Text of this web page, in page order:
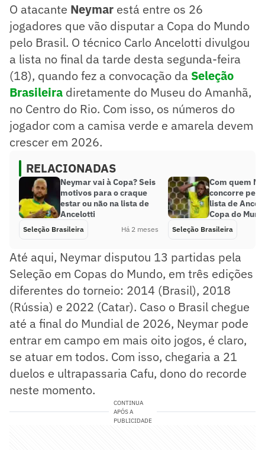
O atacante Neymar está entre os 26
jogadores que vão disputar a Copa do Mundo
pelo Brasil. O técnico Carlo Ancelotti divulgou
a lista no final da tarde desta segunda-feira
(18), quando fez a convocação da Seleção
Brasileira diretamente do Museu do Amanhã,
no Centro do Rio. Com isso, os números do
jogador com a camisa verde e amarela devem
crescer em 2026.
RELACIONADAS
Neymar vai à Copa? Seis
motivos para o craque
estar ou não na lista de
Ancelotti
Seleção Brasileira Há 2 meses
Com quem
concorre pela
lista de
Copa do
Seleção Brasileira
Até aqui, Neymar disputou 13 partidas pela
Seleção em Copas do Mundo, em três edições
diferentes do torneio: 2014 (Brasil), 2018
(Rússia) e 2022 (Catar). Caso o Brasil chegue
até a final do Mundial de 2026, Neymar pode
entrar em campo em mais oito jogos, é claro,
se atuar em todos. Com isso, chegaria a 21
duelos e ultrapassaria Cafu, dono do recorde
neste momento.
CONTINUA
APÓS A
PUBLICIDADE